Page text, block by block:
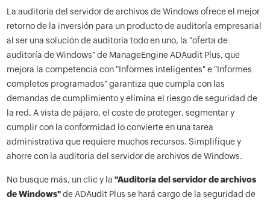
La auditoría del servidor de archivos de Windows ofrece el mejor
retorno de la inversión para un producto de auditoría empresarial
al ser una solución de auditoría todo en uno, la "oferta de
auditoría de Windows" de ManageEngine ADAudit Plus, que
mejora la competencia con "Informes inteligentes" e "Informes
completos programados" garantiza que cumpla con las
demandas de cumplimiento y elimina el riesgo de seguridad de
la red. A vista de pájaro, el coste de proteger, segmentar y
cumplir con la conformidad lo convierte en una tarea
administrativa que requiere muchos recursos. Simplifique y
ahorre con la auditoría del servidor de archivos de Windows.
No busque más, un clic y la"Auditoría del servidor de archivos
de Windows"de ADAudit Plus se hará cargo de la seguridad de